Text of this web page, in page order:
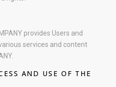
provides Users and
services and content
AND USE OF THE